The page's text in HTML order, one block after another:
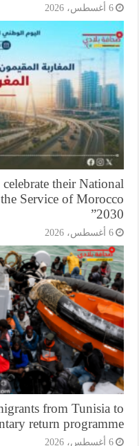
celebrate their
“In the Service of
migrants from Tunisia
return